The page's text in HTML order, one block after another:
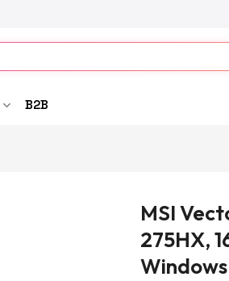
B2B
MSI
275HX,
Windows